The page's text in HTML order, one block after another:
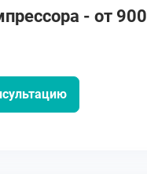
- от 900